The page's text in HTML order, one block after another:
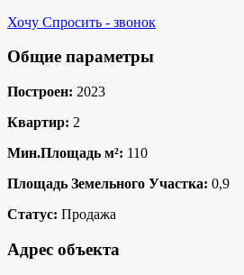
Хочу Спросить - звонок
Общие параметры
Построен: 2023
Квартир: 2
Мин.Площадь м²: 110
Площадь Земельного Участка: 0,9
Статус: Продажа
Адрес объекта